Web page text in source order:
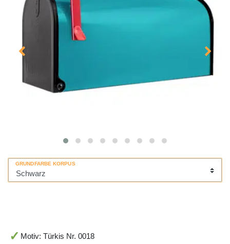
GRUNDFARBE KORPUS
Motiv: Türkis Nr. 0018